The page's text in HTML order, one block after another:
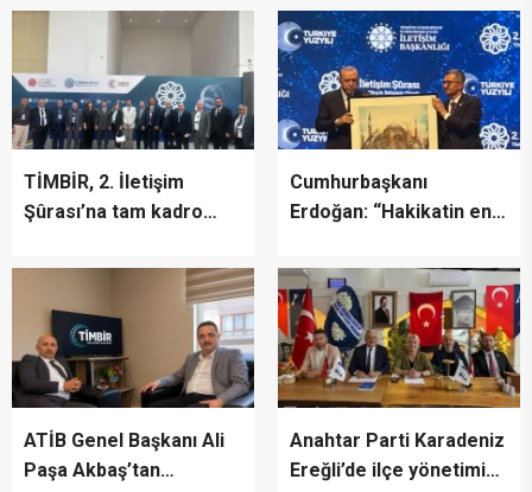
asla mümkün değil”
TİMBİR, 2. İletişim
Şûrası’na tam kadro
Cumhurbaşkanı
Erdoğan: “Hakikatin en
dönemden geçiyoruz”
ATİB Genel Başkanı Ali
Paşa Akbaş’tan
Anahtar Parti Karadeniz
Ereğli’de ilçe yönetimini